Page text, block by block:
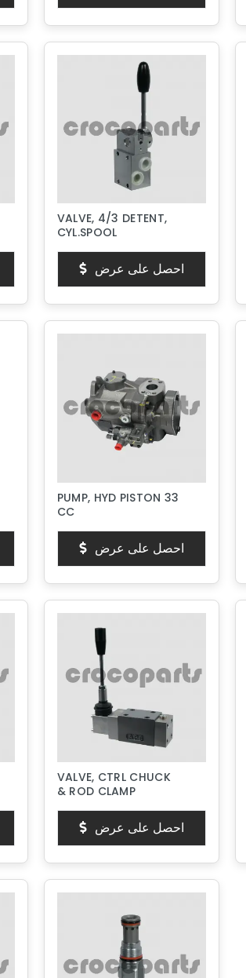
VALVE, 4/3 DETENT,
CYL.SPOOL
احصل على عرض
PUMP, HYD PISTON 33
CC
احصل على عرض
VALVE, CTRL CHUCK
& ROD CLAMP
احصل على عرض